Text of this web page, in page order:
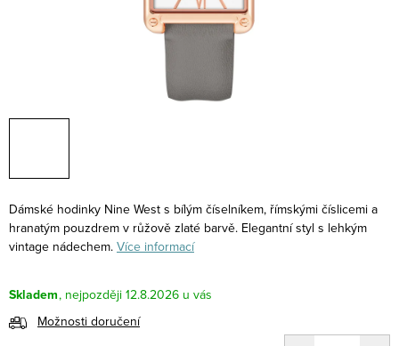
Dámské hodinky Nine West s bílým číselníkem, římskými číslicemi a
hranatým pouzdrem v růžově zlaté barvě. Elegantní styl s lehkým
vintage nádechem. Více informací
Skladem
12.8.2026
Možnosti doručení